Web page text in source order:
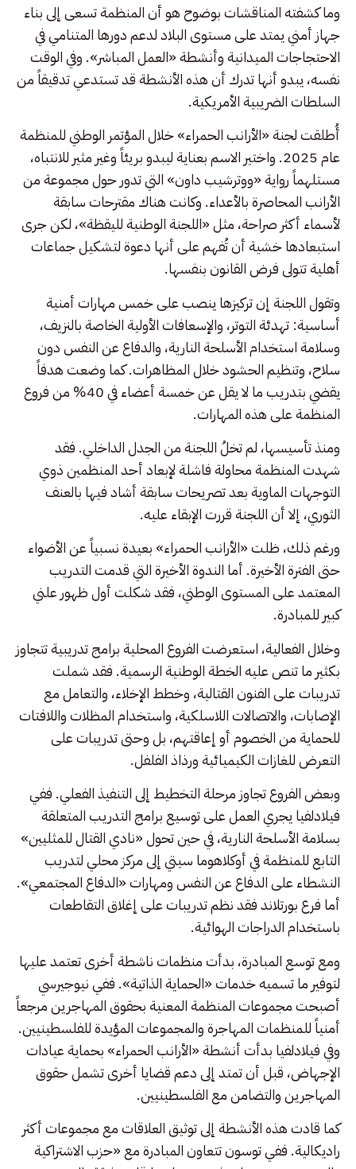
وما كشفته المناقشات بوضوح هو أن المنظمة تسعى إلى بناء
جهاز أمني يمتد على مستوى البلاد لدعم دورها المتنامي في
الاحتجاجات الميدانية وأنشطة «العمل المباشر». وفي الوقت
نفسه، يبدو أنها تدرك أن هذه الأنشطة قد تستدعي تدقيقاً من
السلطات الضريبية الأمريكية.
أُطلقت لجنة «الأرانب الحمراء» خلال المؤتمر الوطني للمنظمة
عام 2025. واختير الاسم بعناية ليبدو بريئاً وغير مثير للانتباه،
مستلهماً رواية «ووترشيب داون» التي تدور حول مجموعة من
الأرانب المحاصرة بالأعداء. وكانت هناك مقترحات سابقة
لأسماء أكثر صراحة، مثل «اللجنة الوطنية لليقظة»، لكن جرى
استبعادها خشية أن تُفهم على أنها دعوة لتشكيل جماعات
أهلية تتولى فرض القانون بنفسها.
وتقول اللجنة إن تركيزها ينصب على خمس مهارات أمنية
أساسية: تهدئة التوتر، والإسعافات الأولية الخاصة بالنزيف،
وسلامة استخدام الأسلحة النارية، والدفاع عن النفس دون
سلاح، وتنظيم الحشود خلال المظاهرات. كما وضعت هدفاً
يقضي بتدريب ما لا يقل عن خمسة أعضاء في 40% من فروع
المنظمة على هذه المهارات.
ومنذ تأسيسها، لم تخلُ اللجنة من الجدل الداخلي. فقد
شهدت المنظمة محاولة فاشلة لإبعاد أحد المنظمين ذوي
التوجهات الماوية بعد تصريحات سابقة أشاد فيها بالعنف
الثوري، إلا أن اللجنة قررت الإبقاء عليه.
ورغم ذلك، ظلت «الأرانب الحمراء» بعيدة نسبياً عن الأضواء
حتى الفترة الأخيرة. أما الندوة الأخيرة التي قدمت التدريب
المعتمد على المستوى الوطني، فقد شكلت أول ظهور علني
كبير للمبادرة.
وخلال الفعالية، استعرضت الفروع المحلية برامج تدريبية تتجاوز
بكثير ما تنص عليه الخطة الوطنية الرسمية. فقد شملت
تدريبات على الفنون القتالية، وخطط الإخلاء، والتعامل مع
الإصابات، والاتصالات اللاسلكية، واستخدام المظلات واللافتات
للحماية من الخصوم أو إعاقتهم، بل وحتى تدريبات على
التعرض للغازات الكيميائية ورذاذ الفلفل.
وبعض الفروع تجاوز مرحلة التخطيط إلى التنفيذ الفعلي. ففي
فيلادلفيا يجري العمل على توسيع برامج التدريب المتعلقة
بسلامة الأسلحة النارية، في حين تحول «نادي القتال للمثليين»
التابع للمنظمة في أوكلاهوما سيتي إلى مركز محلي لتدريب
النشطاء على الدفاع عن النفس ومهارات «الدفاع المجتمعي».
أما فرع بورتلاند فقد نظم تدريبات على إغلاق التقاطعات
باستخدام الدراجات الهوائية.
ومع توسع المبادرة، بدأت منظمات ناشطة أخرى تعتمد عليها
لتوفير ما تسميه خدمات «الحماية الذاتية». ففي نيوجيرسي
أصبحت مجموعات المنظمة المعنية بحقوق المهاجرين مرجعاً
أمنياً للمنظمات المهاجرة والمجموعات المؤيدة للفلسطينيين.
وفي فيلادلفيا بدأت أنشطة «الأرانب الحمراء» بحماية عيادات
الإجهاض، قبل أن تمتد إلى دعم قضايا أخرى تشمل حقوق
المهاجرين والتضامن مع الفلسطينيين.
كما قادت هذه الأنشطة إلى توثيق العلاقات مع مجموعات أكثر
راديكالية. ففي توسون تتعاون المبادرة مع «حزب الاشتراكية